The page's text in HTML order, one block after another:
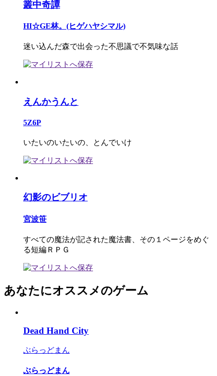
叢中奇譚
HI☆GE林。(ヒゲハヤシマル)
迷い込んだ森で出会った不思議で不気味な話
えんかうんと
5Z6P
いたいのいたいの、とんでいけ
幻影のビブリオ
宮波笹
すべての魔法が記された魔法書、その１ページをめぐ
る短編ＲＰＧ
あなたにオススメのゲーム
Dead Hand City
ぶらっどまん
ぶらっどまん